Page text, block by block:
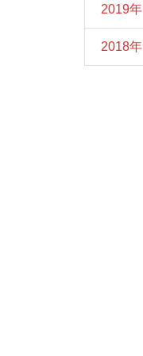
2019年
2018年